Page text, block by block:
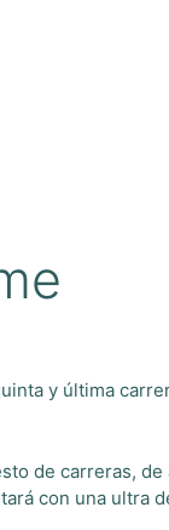
y última
de carreras,
con una ultra